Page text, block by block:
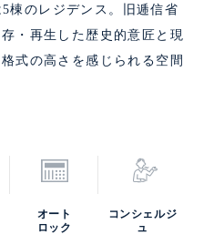
棟のレジデンス。旧逓信省
・再生した歴史的意匠と現
式の高さを感じられる空間
オート
ロック
コンシェルジ
ュ